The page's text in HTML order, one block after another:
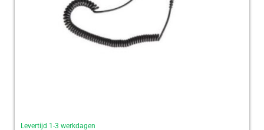
Levertijd 1-3 werkdagen